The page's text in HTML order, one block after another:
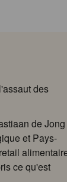
des
de Jong
et Pays-
ce qu'est